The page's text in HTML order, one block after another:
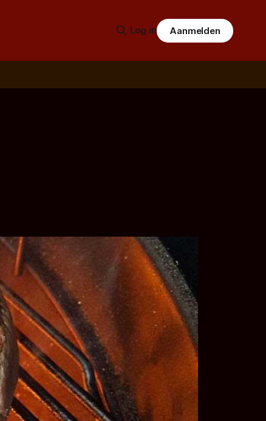
Log in Aanmelden